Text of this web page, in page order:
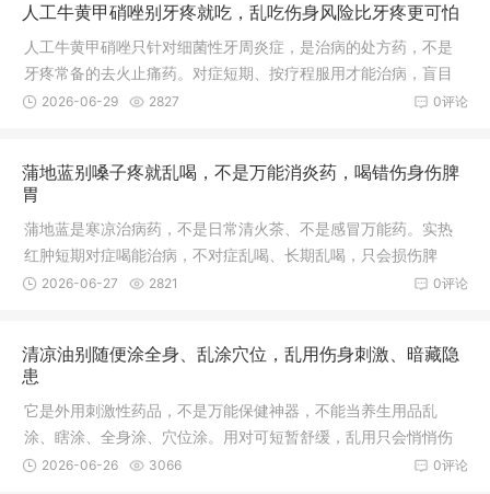
人工牛黄甲硝唑别牙疼就吃，乱吃伤身风险比牙疼更可怕
人工牛黄甲硝唑只针对细菌性牙周炎症，是治病的处方药，不是
牙疼常备的去火止痛药。对症短期、按疗程服用才能治病，盲目
乱吃、随意停药、酒后服用，只会伤身害体，得不偿失。
0评论
2026-06-29 2827
蒲地蓝别嗓子疼就乱喝，不是万能消炎药，喝错伤身伤脾
胃
蒲地蓝是寒凉治病药，不是日常清火茶、不是感冒万能药。实热
红肿短期对症喝能治病，不对症乱喝、长期乱喝，只会损伤脾
胃、拖垮免疫力。
0评论
2026-06-27 2821
清凉油别随便涂全身、乱涂穴位，乱用伤身刺激、暗藏隐
患
它是外用刺激性药品，不是万能保健神器，不能当养生用品乱
涂、瞎涂、全身涂、穴位涂。用对可短暂舒缓，乱用只会悄悄伤
身。
0评论
2026-06-26 3066